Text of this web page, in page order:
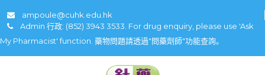
ampoule@cuhk.edu.hk
Admin 行政: (852) 3943 3533. For drug enquiry, please use 'Ask
My Pharmacist' function. 藥物問題請透過"問藥劑師"功能查詢。